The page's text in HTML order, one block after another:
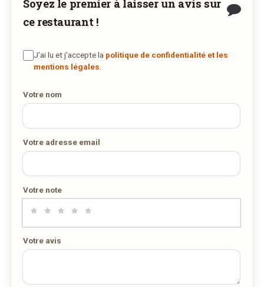
Soyez le premier à laisser un avis sur
ce restaurant !
J’ai lu et j’accepte la politique de confidentialité et les
mentions légales
Votre nom
Votre adresse email
Votre note
Votre avis